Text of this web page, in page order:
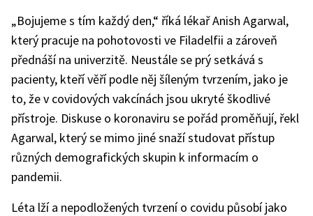
„Bojujeme s tím každý den,“ říká lékař Anish Agarwal,
který pracuje na pohotovosti ve Filadelfii a zároveň
přednáší na univerzitě. Neustále se prý setkává s
pacienty, kteří věří podle něj šíleným tvrzením, jako je
to, že v covidových vakcínách jsou ukryté škodlivé
přístroje. Diskuse o koronaviru se pořád proměňují, řekl
Agarwal, který se mimo jiné snaží studovat přístup
různých demografických skupin k informacím o
pandemii.
Léta lží a nepodložených tvrzení o covidu působí jako